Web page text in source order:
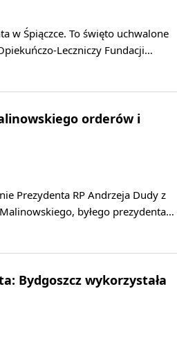
w Śpiączce. To święto uchwalone
Leczniczy Fundacji…
orderów i
Prezydenta RP Andrzeja Dudy z
byłego prezydenta…
Bydgoszcz wykorzystała